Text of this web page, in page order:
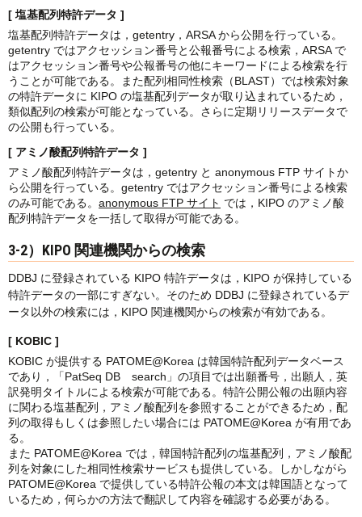
[ 塩基配列特許データ ]
塩基配列特許データは，getentry，ARSA から公開を行っている。
getentry ではアクセッション番号と公報番号による検索，ARSA で
はアクセッション番号や公報番号の他にキーワードによる検索を行
うことが可能である。また配列相同性検索（BLAST）では検索対象
の特許データに KIPO の塩基配列データが取り込まれているため，
類似配列の検索が可能となっている。さらに定期リリースデータで
の公開も行っている。
[ アミノ酸配列特許データ ]
アミノ酸配列特許データは，getentry と anonymous FTP サイトか
ら公開を行っている。getentry ではアクセッション番号による検索
のみ可能である。 anonymous FTP サイト では，KIPO のアミノ酸
配列特許データを一括して取得が可能である。
3-2）KIPO 関連機関からの検索
DDBJ に登録されている KIPO 特許データは，KIPO が保持している
特許データの一部にすぎない。そのため DDBJ に登録されているデ
ータ以外の検索には，KIPO 関連機関からの検索が有効である。
[ KOBIC ]
KOBIC が提供する PATOME@Korea は韓国特許配列データベース
であり，「PatSeq DB search」の項目では出願番号，出願人，英
訳発明タイトルによる検索が可能である。特許公開公報の出願内容
に関わる塩基配列，アミノ酸配列を参照することができるため，配
列の取得もしくは参照したい場合には PATOME@Korea が有用であ
る。
また PATOME@Korea では，韓国特許配列の塩基配列，アミノ酸配
列を対象にした相同性検索サービスも提供している。しかしながら
PATOME@Korea で提供している特許公報の本文は韓国語となって
いるため，何らかの方法で翻訳して内容を確認する必要がある。